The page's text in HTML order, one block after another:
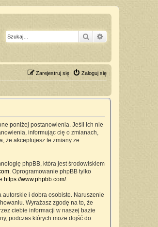
Szukaj
Zaloguj się
Zarejestruj się
poniżej postanowienia. Jeśli ich nie
informując cię o zmianach,
że akceptujesz te zmiany ze
phpBB, która jest środowiskiem
. Oprogramowanie phpBB tylko
https://www.phpbb.com/.
i dobra osobiste. Naruszenie
Wyrażasz zgodę na to, że
ciebie informacji w naszej bazie
podczas których może dojść do